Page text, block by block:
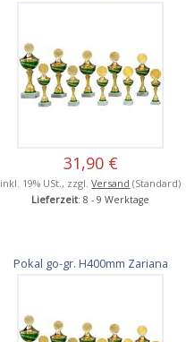
31,90 €
inkl. 19% USt., zzgl.Versand (Standard)
Lieferzeit: 8 - 9 Werktage
Pokal go-gr. H400mm Zariana